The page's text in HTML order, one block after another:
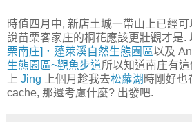
時值四月中, 新店土城一帶山上已經
說苗栗客家庄的桐花應該更壯觀才是.
栗南庄]．蓬萊溪自然生態園區以及
生態園區~觀魚步道所以知道南庄有
上 Jing 上個月趁我去松蘿湖 時剛好也
cache, 那還考慮什麼? 出發吧.